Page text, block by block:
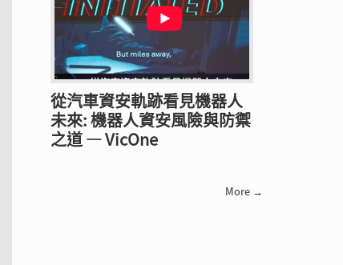
從汽車資安軌跡看見機器人
未來: 機器人資安風險與防禦
之道 — VicOne
More →